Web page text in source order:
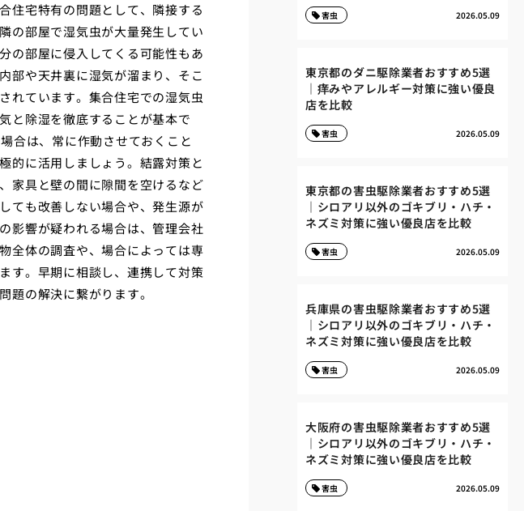
住宅特有の問題として、隣接する
の部屋で湿気虫が大量発生してい
の部屋に侵入してくる可能性もあ
部や天井裏に湿気が溜まり、そこ
れています。集合住宅での湿気虫
と除湿を徹底することが基本で
合は、常に作動させておくこと
的に活用しましょう。結露対策と
家具と壁の間に隙間を空けるなど
ても改善しない場合や、発生源が
影響が疑われる場合は、管理会社
全体の調査や、場合によっては専
す。早期に相談し、連携して対策
題の解決に繋がります。
2026.05.09
害虫
東京都のダニ駆除業者おすすめ5選
｜痒みやアレルギー対策に強い優良
店を比較
2026.05.09
害虫
東京都の害虫駆除業者おすすめ5選
｜シロアリ以外のゴキブリ・ハチ・
ネズミ対策に強い優良店を比較
2026.05.09
害虫
兵庫県の害虫駆除業者おすすめ5選
｜シロアリ以外のゴキブリ・ハチ・
ネズミ対策に強い優良店を比較
2026.05.09
害虫
大阪府の害虫駆除業者おすすめ5選
｜シロアリ以外のゴキブリ・ハチ・
ネズミ対策に強い優良店を比較
2026.05.09
害虫